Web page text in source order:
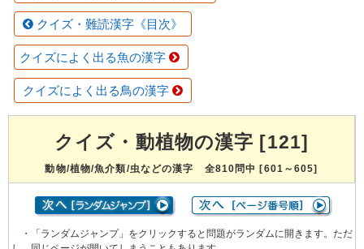
クイズ・難読漢字《目次》
クイズによく出る魚の漢字
クイズによく出る鳥の漢字
クイズ・動植物の漢字 [121]
動物/植物/魚介類/虫などの漢字 全810問中 [601～605]
・
「ランダムジャンプ」をクリックすると問題がランダムに開きます。ただ